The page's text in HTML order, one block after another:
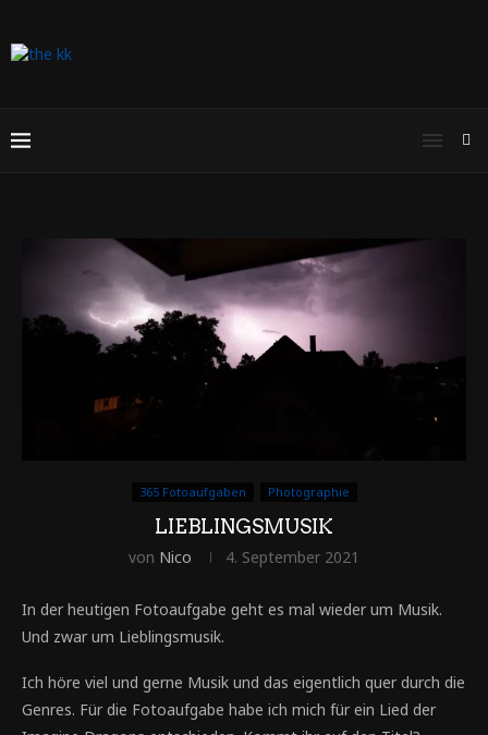
365 Fotoaufgaben Photographie
LIEBLINGSMUSIK
von Nico 4. September 2021
In der heutigen Fotoaufgabe geht es mal wieder um Musik.
Und zwar um Lieblingsmusik.
Ich höre viel und gerne Musik und das eigentlich quer durch die
Genres. Für die Fotoaufgabe habe ich mich für ein Lied der